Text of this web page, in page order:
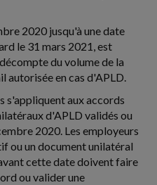
2020 jusqu'à une date
le 31 mars 2021, est
du volume de la
autorisée en cas d'APLD.
s'appliquent aux accords
d'APLD validés ou
2020. Les employeurs
ou un document unilatéral
cette date doivent faire
ou valider une